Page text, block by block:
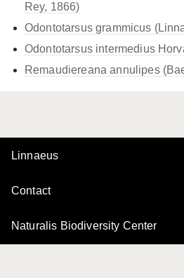
Rey, 1866)
Odontotarsus grammicus
Odontotarsus intermedius
Remaudiereana annulipes
Linnaeus
Contact
Naturalis Biodiversity Center